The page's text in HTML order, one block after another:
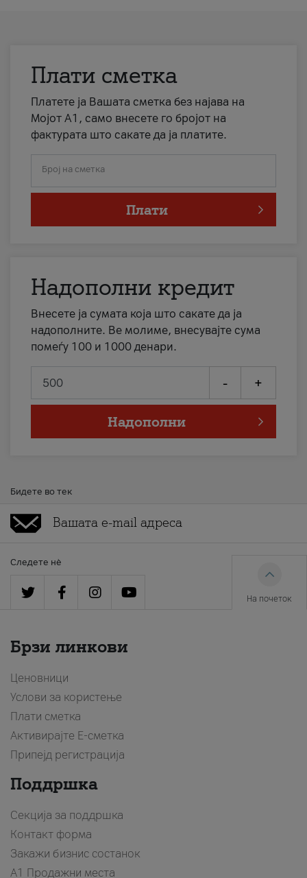
Плати сметка
Платете ја Вашата сметка без најава на
Мојот А1, само внесете го бројот на
фактурата што сакате да ја платите.
Број на сметка
Плати
Надополни кредит
Внесете ја сумата која што сакате да ја
надополните. Ве молиме, внесувајте сума
помеѓу 100 и 1000 денари.
- +
Надополни
Бидете во тек
Следете нè
На почеток
Брзи линкови
Ценовници
Услови за користење
Плати сметка
Активирајте Е-сметка
Припејд регистрација
Поддршка
Секција за поддршка
Контакт форма
Закажи бизнис состанок
A1 Продажни места